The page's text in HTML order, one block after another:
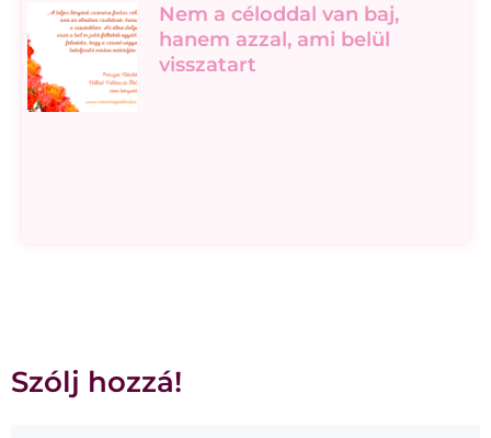
Nem a céloddal van baj,
hanem azzal, ami belül
visszatart
Szólj hozzá!